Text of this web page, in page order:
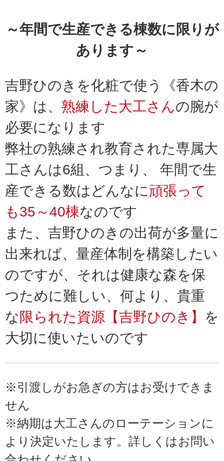
～年間で生産できる棟数に限りが
あります～
吉野ひのきを化粧で使う《香木の
家》は、 熟練した大工さんの腕が
必要になります
弊社の熟練され教育された専属大
工さんは6組、つまり、 年間で生
産できる数はどんなに頑張って
も35～40棟なのです
また、吉野ひのきの出荷が多量に
出来れば、量産体制を構築したい
のですが、それは健康な森を保
つために難しい、何より、貴重
な限られた資源【吉野ひのき】 を
大切に使いたいのです
※引渡しがお急ぎの方はお受けできま
せん
※納期は大工さんのローテーションに
より決定いたします。詳しくはお問い